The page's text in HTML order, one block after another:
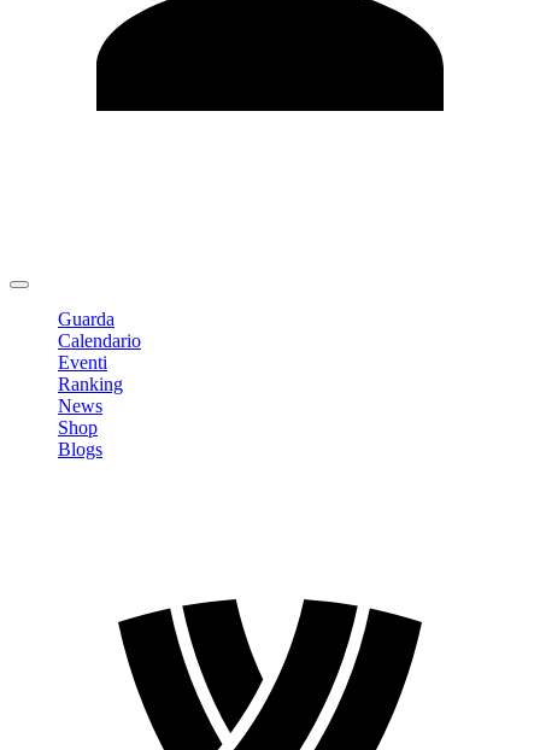
Guarda
Calendario
Eventi
Ranking
News
Shop
Blogs